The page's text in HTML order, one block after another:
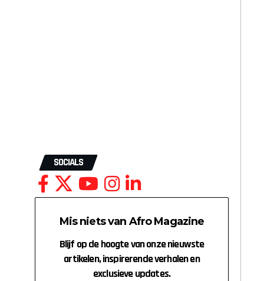
SOCIALS
Mis niets van Afro Magazine
Blijf op de hoogte van onze nieuwste
artikelen, inspirerende verhalen en
exclusieve updates.